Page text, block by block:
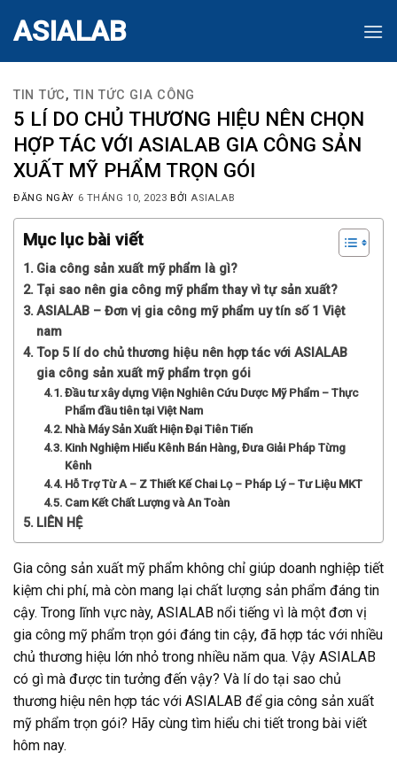
ASIALAB
TIN TỨC,TIN TỨC GIA CÔNG
5 LÍ DO CHỦ THƯƠNG HIỆU NÊN CHỌN
HỢP TÁC VỚI ASIALAB GIA CÔNG SẢN
XUẤT MỸ PHẨM TRỌN GÓI
ĐĂNG NGÀY 6 THÁNG 10, 2023 BỞIASIALAB
Mục lục bài viết
Gia công sản xuất mỹ phẩm là gì?
Tại sao nên gia công mỹ phẩm thay vì tự sản xuất?
ASIALAB – Đơn vị gia công mỹ phẩm uy tín số 1 Việt
nam
Top 5 lí do chủ thương hiệu nên hợp tác với ASIALAB
gia công sản xuất mỹ phẩm trọn gói
Đầu tư xây dựng Viện Nghiên Cứu Dược Mỹ Phẩm – Thực
Phẩm đầu tiên tại Việt Nam
Nhà Máy Sản Xuất Hiện Đại Tiên Tiến
Kinh Nghiệm Hiểu Kênh Bán Hàng, Đưa Giải Pháp Từng
Kênh
Hỗ Trợ Từ A – Z Thiết Kế Chai Lọ – Pháp Lý – Tư Liệu MKT
Cam Kết Chất Lượng và An Toàn
LIÊN HỆ
Gia công sản xuất mỹ phẩm không chỉ giúp doanh nghiệp tiết
kiệm chi phí, mà còn mang lại chất lượng sản phẩm đáng tin
cậy. Trong lĩnh vực này, ASIALAB nổi tiếng vì là một đơn vị
gia công mỹ phẩm trọn gói đáng tin cậy, đã hợp tác với nhiều
chủ thương hiệu lớn nhỏ trong nhiều năm qua. Vậy ASIALAB
có gì mà được tin tưởng đến vậy? Và lí do tại sao chủ
thương hiệu nên hợp tác với ASIALAB để gia công sản xuất
mỹ phẩm trọn gói? Hãy cùng tìm hiểu chi tiết trong bài viết
hôm nay.